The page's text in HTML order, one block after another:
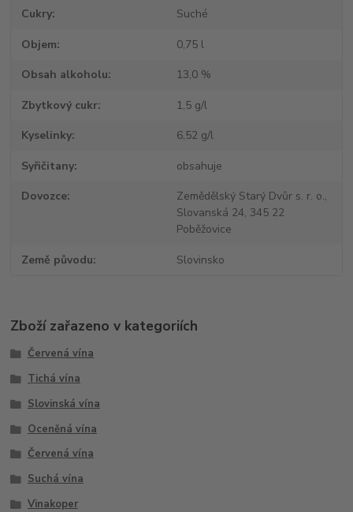
Cukry Suché
Objem 0,75 l
Obsah alkoholu 13,0 %
Zbytkový cukr 1,5 g/l
Kyselinky 6,52 g/l
Syřičitany obsahuje
Dovozce
Zemědělský Starý Dvůr s. r. o.,
Slovanská 24, 345 22
Poběžovice
Země původu Slovinsko
Zboží zařazeno v kategoriích
Červená vína
Tichá vína
Slovinská vína
Oceněná vína
Červená vína
Suchá vína
Vinakoper